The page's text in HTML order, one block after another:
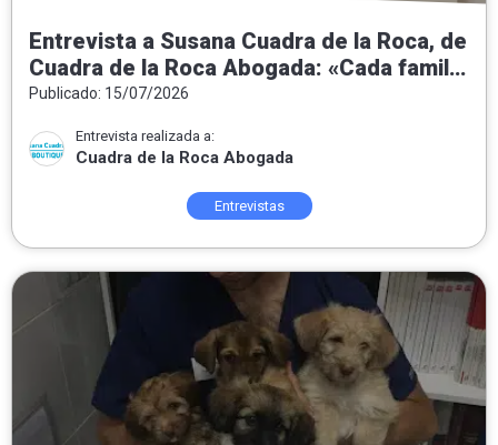
Entrevista a Susana Cuadra de la Roca, de
Cuadra de la Roca Abogada: «Cada familia
necesita una solución jurídica a medida»
Publicado: 15/07/2026
Entrevista realizada a:
Cuadra de la Roca Abogada
Entrevistas